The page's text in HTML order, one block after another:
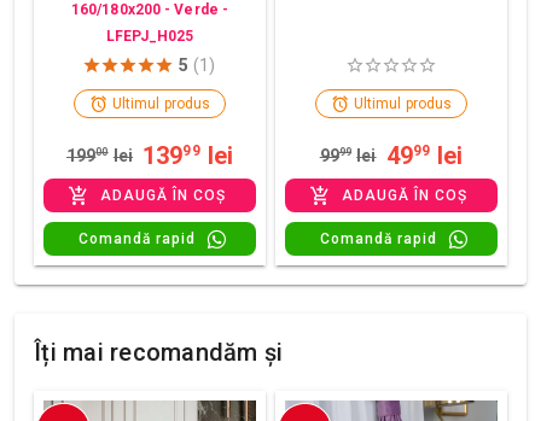
160/180x200 - Verde -
LFEPJ_H025
5 (1)
Ultimul produs
19900 lei 13999 lei
ADAUGĂ ÎN COȘ
Comandă rapid
Ultimul produs
9999 lei 4999 lei
ADAUGĂ ÎN COȘ
Comandă rapid
Îți mai recomandăm și